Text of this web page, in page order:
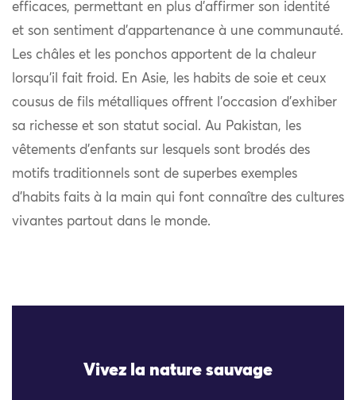
efficaces, permettant en plus d’affirmer son identité
et son sentiment d’appartenance à une communauté.
Les châles et les ponchos apportent de la chaleur
lorsqu’il fait froid. En Asie, les habits de soie et ceux
cousus de fils métalliques offrent l’occasion d’exhiber
sa richesse et son statut social. Au Pakistan, les
vêtements d’enfants sur lesquels sont brodés des
motifs traditionnels sont de superbes exemples
d’habits faits à la main qui font connaître des cultures
vivantes partout dans le monde.
Vivez la nature sauvage